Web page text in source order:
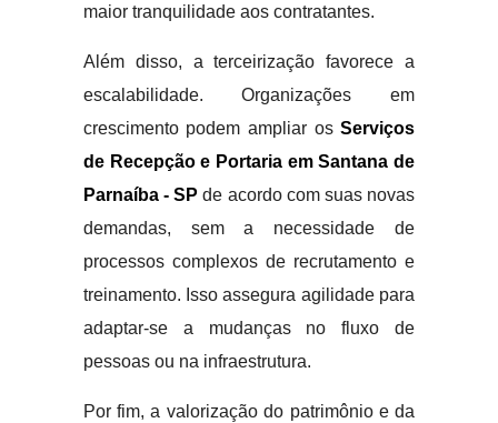
maior tranquilidade aos contratantes.
Além disso, a terceirização favorece a
escalabilidade. Organizações em
crescimento podem ampliar osServiços
de Recepção e Portaria em Santana de
Parnaíba - SP de acordo com suas novas
demandas, sem a necessidade de
processos complexos de recrutamento e
treinamento. Isso assegura agilidade para
adaptar-se a mudanças no fluxo de
pessoas ou na infraestrutura.
Por fim, a valorização do patrimônio e da